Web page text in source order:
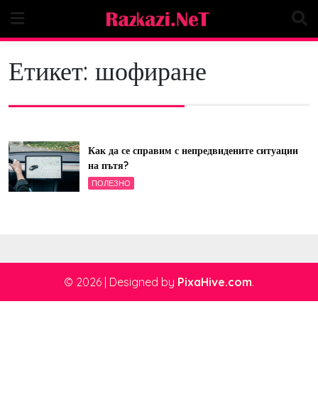
content
Етикет: шофиране
Как да се справим с непредвидените ситуации
на пътя?
ПОЛЕЗНО
© 2026 Designed by PixaHive.com.